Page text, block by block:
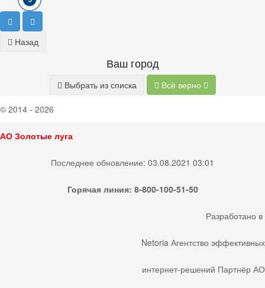
Назад
Ваш город
Выбрать из списка Всё верно
© 2014 - 2026
АО Золотые луга
Последнее обновление: 03.08.2021 03:01
Горячая линия: 8-800-100-51-50
Разработано в
Netoria Агентство эффективных
интернет-решений Партнёр АО